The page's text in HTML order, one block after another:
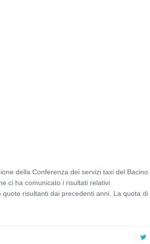
della Conferenza dei servizi taxi del Bacino
ci ha comunicato i risultati relativi
risultanti dai precedenti anni. La quota di